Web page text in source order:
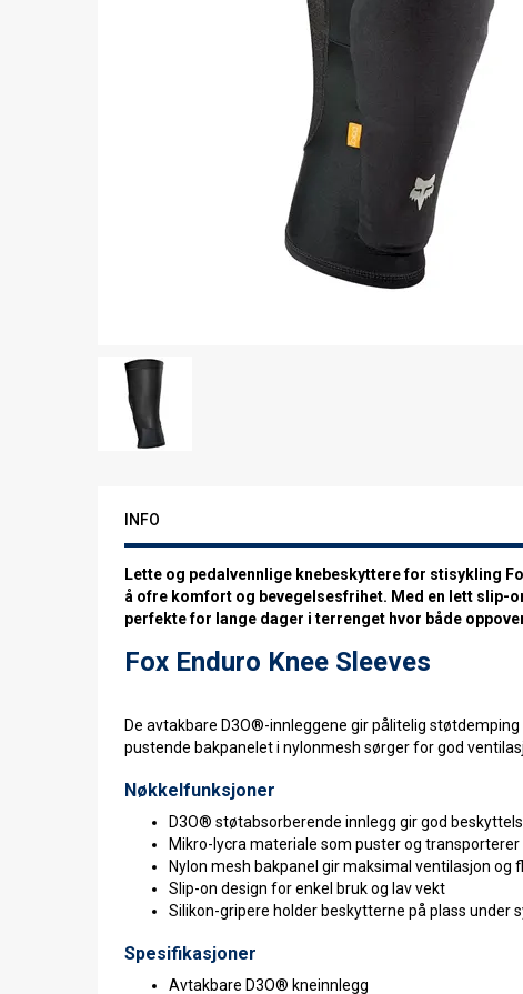
INFO
Lette og pedalvennlige knebeskyttere for stisykling
å ofre komfort og bevegelsesfrihet. Med en lett
perfekte for lange dager i terrenget hvor både
Fox Enduro Knee Sleeves
De avtakbare D3O®-innleggene gir pålitelig
pustende bakpanelet i nylonmesh sørger for god
Nøkkelfunksjoner
D3O® støtabsorberende innlegg gir god
Mikro-lycra materiale som puster og
Nylon mesh bakpanel gir maksimal ventilasjon og
Slip-on design for enkel bruk og lav vekt
Silikon-gripere holder beskytterne på plass under
Spesifikasjoner
Avtakbare D3O® kneinnlegg